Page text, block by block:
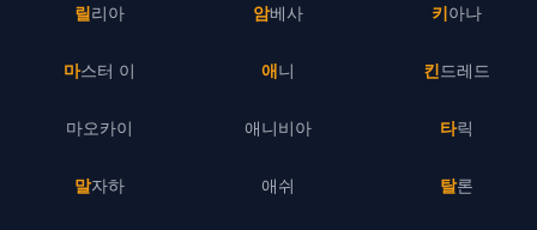
릴리아
마스터 이
마오카이
말자하
암베사
애니
애니비아
애쉬
키아나
킨드레드
타릭
탈론